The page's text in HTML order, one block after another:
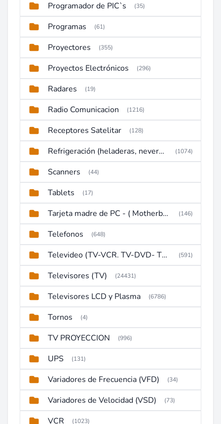
Programador de PIC`s (35)
Programas (61)
Proyectores (355)
Proyectos Electrónicos (296)
Radares (19)
Radio Comunicacion (1216)
Receptores Satelitar (128)
Refrigeración (heladeras, neveras, congeladores) (1074)
Scanners (44)
Tablets (17)
Tarjeta madre de PC - ( Motherboard ) (146)
Telefonos (648)
Televideo (TV-VCR. TV-DVD- TV-DVD-VCR) (591)
Televisores (TV) (24431)
Televisores LCD y Plasma (6786)
Tornos (4)
TV PROYECCION (996)
UPS (131)
Variadores de Frecuencia (VFD) (34)
Variadores de Velocidad (VSD) (73)
VCR (1023)